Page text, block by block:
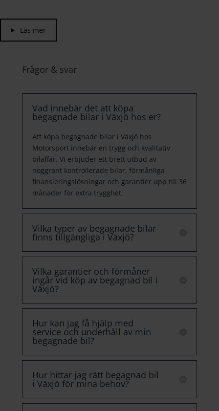
Läs mer
Frågor & svar
Vad innebär det att köpa
begagnade bilar i Växjö hos er?
Att köpa begagnade bilar i Växjö hos
Motorsport innebär en trygg och kvalitativ
bilaffär. Vi erbjuder ett brett utbud av
noggrant kontrollerade bilar, förmånliga
finansieringslösningar och garantier upp till 36
månader för extra trygghet.
Vilka typer av begagnade bilar
finns tillgängliga i Växjö?
Vilka garantier och förmåner
ingår vid köp av begagnad bil i
Växjö?
Hur kan jag få hjälp med
service och underhåll av min
begagnade bil?
Hur hittar jag rätt begagnad bil
i Växjö för mina behov?